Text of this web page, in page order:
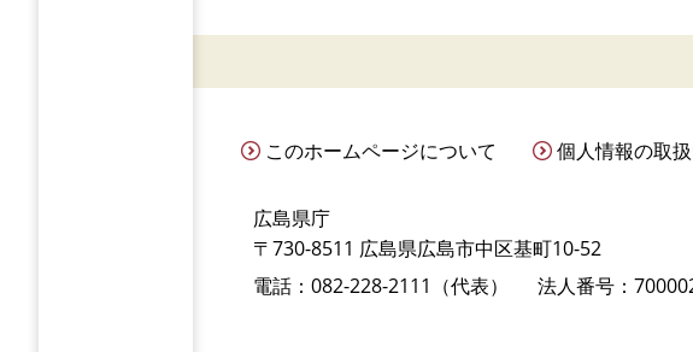
このホームページについて 個人情報の取
広島県庁
〒730-8511 広島県広島市中区基町10-52
電話：082-228-2111（代表）
法人番号：